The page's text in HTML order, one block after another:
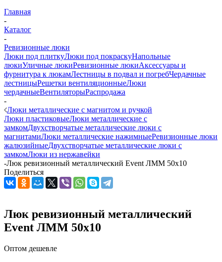
Главная
-
Каталог
-
Ревизионные люки
Люки под плиткуЛюки под покраскуНапольные
люкиУличные люкиРевизионные люкиАксессуары и
фурнитура к люкамЛестницы в подвал и погребЧердачные
лестницыРешетки вентиляционныеЛюки
чердачныеВентиляторыРаспродажа
-
Люки металлические с магнитом и ручкой
Люки пластиковыеЛюки металлические с
замкомДвухстворчатые металлические люки с
магнитамиЛюки металлические нажимныеРевизионные люки
жалюзийныеДвухстворчатые металлические люки с
замкомЛюки из нержавейки
-Люк ревизионный металлический Event ЛММ 50x10
Поделиться
Люк ревизионный металлический
Event ЛММ 50x10
Оптом дешевле